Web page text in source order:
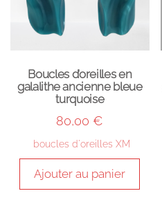
Boucles d’oreilles en
galalithe ancienne bleue
turquoise
80,00€
boucles d'oreilles XM
Ajouter au panier